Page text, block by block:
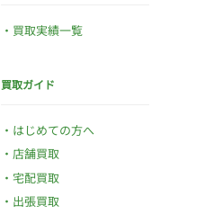
買取実績一覧
買取ガイド
はじめての方へ
店舗買取
宅配買取
出張買取